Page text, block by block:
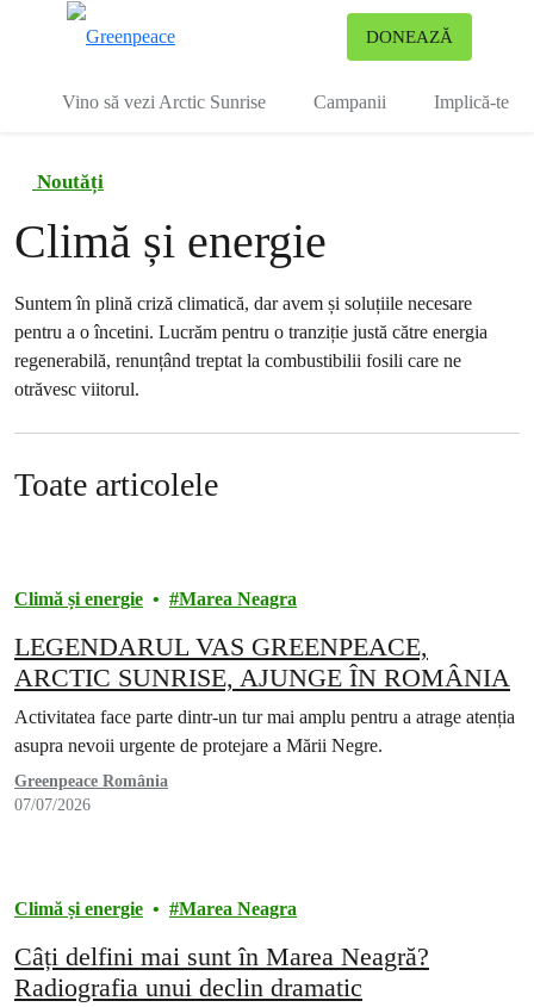
DONEAZĂ
Vino să vezi Arctic Sunrise Campanii Implică-te
Noutăți
Climă și energie
Suntem în plină criză climatică, dar avem și soluțiile necesare
pentru a o încetini. Lucrăm pentru o tranziție justă către energia
regenerabilă, renunțând treptat la combustibilii fosili care ne
otrăvesc viitorul.
Toate articolele
Climă și energie Marea Neagra
LEGENDARUL VAS GREENPEACE,
ARCTIC SUNRISE, AJUNGE ÎN ROMÂNIA
Activitatea face parte dintr-un tur mai amplu pentru a atrage atenția
asupra nevoii urgente de protejare a Mării Negre.
Greenpeace România
07/07/2026
Climă și energie Marea Neagra
Câți delfini mai sunt în Marea Neagră?
Radiografia unui declin dramatic